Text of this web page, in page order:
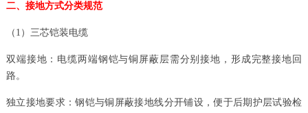
二、接地方式分类规范
（1）三芯铠装电缆
双端接地：电缆两端钢铠与铜屏蔽层需分别接地，形成完整接地回
路。
独立接地要求：钢铠与铜屏蔽接地线分开铺设，便于后期护层试验检